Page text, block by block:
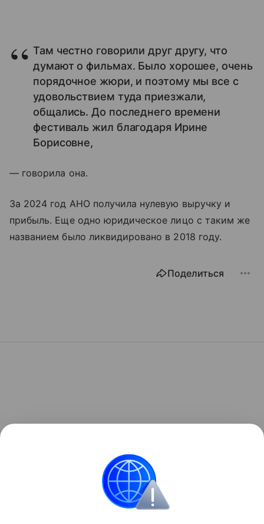
Там честно говорили друг другу, что
думают о фильмах. Было хорошее, очень
порядочное жюри, и поэтому мы все с
удовольствием туда приезжали,
общались. До последнего времени
фестиваль жил благодаря Ирине
Борисовне,
— говорила она.
За 2024 год АНО получила нулевую выручку и
прибыль. Еще одно юридическое лицо с таким же
названием было ликвидировано в 2018 году.
Поделиться